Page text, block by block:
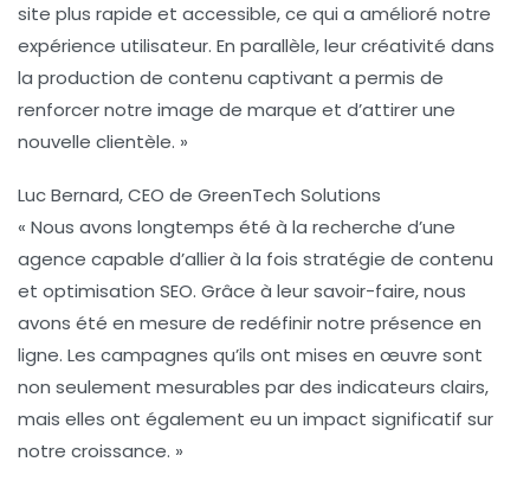
site plus rapide et accessible, ce qui a amélioré notre
expérience utilisateur. En parallèle, leur créativité dans
la production de contenu captivant a permis de
renforcer notre image de marque et d’attirer une
nouvelle clientèle. »
Luc Bernard, CEO de GreenTech Solutions
« Nous avons longtemps été à la recherche d’une
agence capable d’allier à la fois stratégie de contenu
et optimisation SEO. Grâce à leur savoir-faire, nous
avons été en mesure de redéfinir notre présence en
ligne. Les campagnes qu’ils ont mises en œuvre sont
non seulement mesurables par des indicateurs clairs,
mais elles ont également eu un impact significatif sur
notre croissance. »